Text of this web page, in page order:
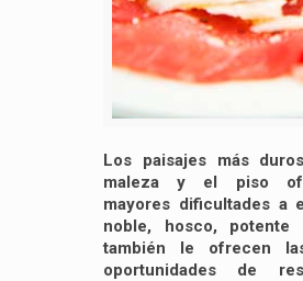
Los paisajes más
maleza y el piso
mayores dificultades a
noble, hosco, potente
también le ofrecen
oportunidades de